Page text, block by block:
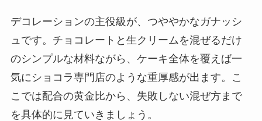
デコレーションの主役級が、つややかなガナッシ
ュです。チョコレートと生クリームを混ぜるだけ
のシンプルな材料ながら、ケーキ全体を覆えば一
気にショコラ専門店のような重厚感が出ます。こ
こでは配合の黄金比から、失敗しない混ぜ方まで
を具体的に見ていきましょう。